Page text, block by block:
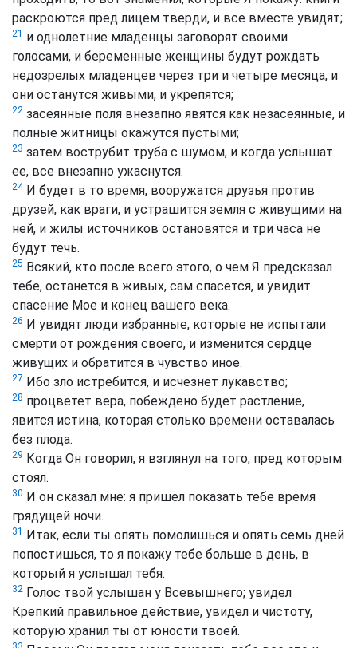
раскроются пред лицем тверди, и все вместе увидят;
21 и однолетние младенцы заговорят своими
голосами, и беременные женщины будут рождать
недозрелых младенцев через три и четыре месяца, и
они останутся живыми, и укрепятся;
22 засеянные поля внезапно явятся как незасеянные, и
полные житницы окажутся пустыми;
23 затем вострубит труба с шумом, и когда услышат
ее, все внезапно ужаснутся.
24И будет в то время, вооружатся друзья против
друзей, как враги, и устрашится земля с живущими на
ней, и жилы источников остановятся и три часа не
будут течь.
25 Всякий, кто после всего этого, о чем Я предсказал
тебе, останется в живых, сам спасется, и увидит
спасение Мое и конец вашего века.
26 И увидят люди избранные, которые не испытали
смерти от рождения своего, и изменится сердце
живущих и обратится в чувство иное.
27 Ибо зло истребится, и исчезнет лукавство;
28 процветет вера, побеждено будет растление,
явится истина, которая столько времени оставалась
без плода.
29 Когда Он говорил, я взглянул на того, пред которым
стоял.
30 И он сказал мне: я пришел показать тебе время
грядущей ночи.
31
Итак, если ты опять помолишься и опять семь дней
попостишься, то я покажу тебе больше в день, в
который я услышал тебя.
32 Голос твой услышан у Всевышнего; увидел
Крепкий правильное действие, увидел и чистоту,
которую хранил ты от юности твоей.